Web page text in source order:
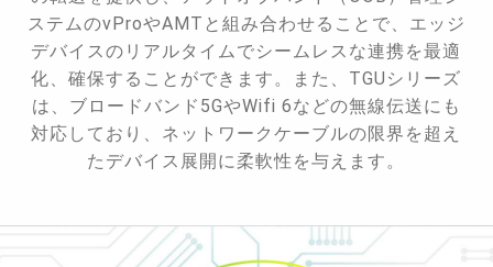
ステムのvProやAMTと組み合わせることで、エッジ
デバイスのリアルタイムでシームレスな連携を最適
化、確保することができます。また、TGUシリーズ
は、ブロードバンド5GやWifi 6などの無線伝送にも
対応しており、ネットワークケーブルの限界を超え
たデバイス展開に柔軟性を与えます。